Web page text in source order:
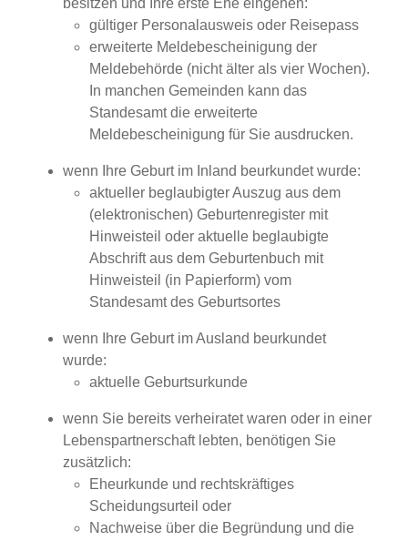
besitzen und Ihre erste Ehe eingehen:
gültiger Personalausweis oder Reisepass
erweiterte Meldebescheinigung der
Meldebehörde (nicht älter als vier Wochen).
In manchen Gemeinden kann das
Standesamt die erweiterte
Meldebescheinigung für Sie ausdrucken.
wenn Ihre Geburt im Inland beurkundet wurde:
aktueller beglaubigter Auszug aus dem
(elektronischen) Geburtenregister mit
Hinweisteil oder aktuelle beglaubigte
Abschrift aus dem Geburtenbuch mit
Hinweisteil (in Papierform) vom
Standesamt des Geburtsortes
wenn Ihre Geburt im Ausland beurkundet
wurde:
​​​​​aktuelle Geburtsurkunde
wenn Sie bereits verheiratet waren oder in einer
Lebenspartnerschaft lebten, benötigen Sie
zusätzlich:
Eheurkunde und rechtskräftiges
Scheidungsurteil oder
Nachweise über die Begründung und die